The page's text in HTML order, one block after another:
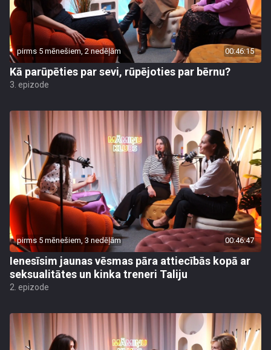
pirms 5 mēnešiem, 2 nedēļām 00:46:15
Kā parūpēties par sevi, rūpējoties par bērnu?
3. epizode
pirms 5 mēnešiem, 3 nedēļām 00:46:47
Ienesīsim jaunas vēsmas pāra attiecībās kopā ar
seksualitātes un kinka treneri Taliju
2. epizode